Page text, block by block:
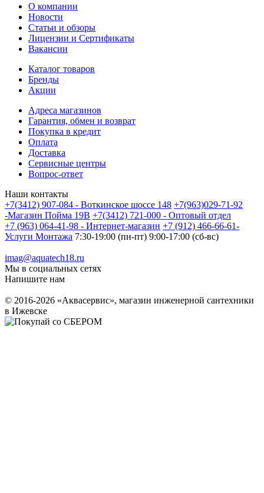
О компании
Новости
Статьи и обзоры
Лицензии и Сертификаты
Вакансии
Каталог товаров
Бренды
Акции
Адреса магазинов
Гарантия, обмен и возврат
Покупка в кредит
Оплата
Доставка
Сервисные центры
Вопрос-ответ
Наши контакты
+7(3412) 907-084 - Воткинское шоссе 148 +7(963)029-71-92
-Магазин Пойма 19В +7(3412) 721-000 - Оптовый отдел
+7 (963) 064-41-98 - Интернет-магазин +7 (912) 466-66-61-
Услуги Монтажа 7:30-19:00 (пн-пт) 9:00-17:00 (сб-вс)
imag@aquatech18.ru
Мы в социальных сетях
Напишите нам
© 2016-2026 «Аквасервис», магазин инженерной сантехники
в Ижевске